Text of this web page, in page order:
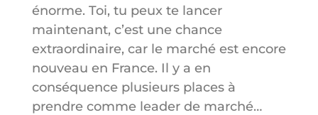
énorme. Toi, tu peux te lancer
maintenant, c’est une chance
extraordinaire, car le marché est encore
nouveau en France. Il y a en
conséquence plusieurs places à
prendre comme leader de marché…